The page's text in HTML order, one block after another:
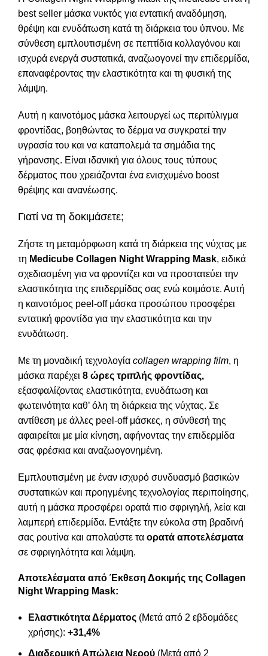
best seller μάσκα νυκτός για εντατική αναδόμηση,
θρέψη και ενυδάτωση κατά τη διάρκεια του ύπνου. Με
σύνθεση εμπλουτισμένη σε πεπτίδια κολλαγόνου και
ισχυρά ενεργά συστατικά, αναζωογονεί την επιδερμίδα,
επαναφέροντας την ελαστικότητα και τη φυσική της
λάμψη.
Αυτή η καινοτόμος μάσκα λειτουργεί ως περιτύλιγμα
φροντίδας, βοηθώντας το δέρμα να συγκρατεί την
υγρασία του και να καταπολεμά τα σημάδια της
γήρανσης. Είναι ιδανική για όλους τους τύπους
δέρματος που χρειάζονται ένα ενισχυμένο boost
θρέψης και ανανέωσης.
Γιατί να τη δοκιμάσετε;
Ζήστε τη μεταμόρφωση κατά τη διάρκεια της νύχτας με
τη Medicube Collagen Night Wrapping Mask, ειδικά
σχεδιασμένη για να φροντίζει και να προστατεύει την
ελαστικότητα της επιδερμίδας σας ενώ κοιμάστε. Αυτή
η καινοτόμος peel-off μάσκα προσώπου προσφέρει
εντατική φροντίδα για την ελαστικότητα και την
ενυδάτωση.
Με τη μοναδική τεχνολογία collagen wrapping film, η
μάσκα παρέχει 8 ώρες τριπλής φροντίδας,
εξασφαλίζοντας ελαστικότητα, ενυδάτωση και
φωτεινότητα καθ’ όλη τη διάρκεια της νύχτας. Σε
αντίθεση με άλλες peel-off μάσκες, η σύνθεσή της
αφαιρείται με μία κίνηση, αφήνοντας την επιδερμίδα
σας φρέσκια και αναζωογονημένη.
Εμπλουτισμένη με έναν ισχυρό συνδυασμό βασικών
συστατικών και προηγμένης τεχνολογίας περιποίησης,
αυτή η μάσκα προσφέρει ορατά πιο σφριγηλή, λεία και
λαμπερή επιδερμίδα. Εντάξτε την εύκολα στη βραδινή
σας ρουτίνα και απολαύστε τα ορατά αποτελέσματα
σε σφριγηλότητα και λάμψη.
Αποτελέσματα από Έκθεση Δοκιμής της Collagen
Night Wrapping Mask:
Ελαστικότητα Δέρματος (Μετά από 2 εβδομάδες
χρήσης): +31,4%
Διαδερμική Απώλεια Νερού (Μετά από 2